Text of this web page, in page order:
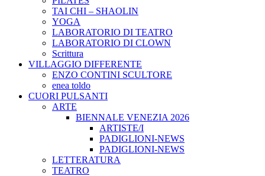
TAI CHI – SHAOLIN
YOGA
LABORATORIO DI TEATRO
LABORATORIO DI CLOWN
Scrittura
VILLAGGIO DIFFERENTE
ENZO CONTINI SCULTORE
enea toldo
CUORI PULSANTI
ARTE
BIENNALE VENEZIA 2026
ARTISTE/I
PADIGLIONI-NEWS
PADIGLIONI-NEWS
LETTERATURA
TEATRO